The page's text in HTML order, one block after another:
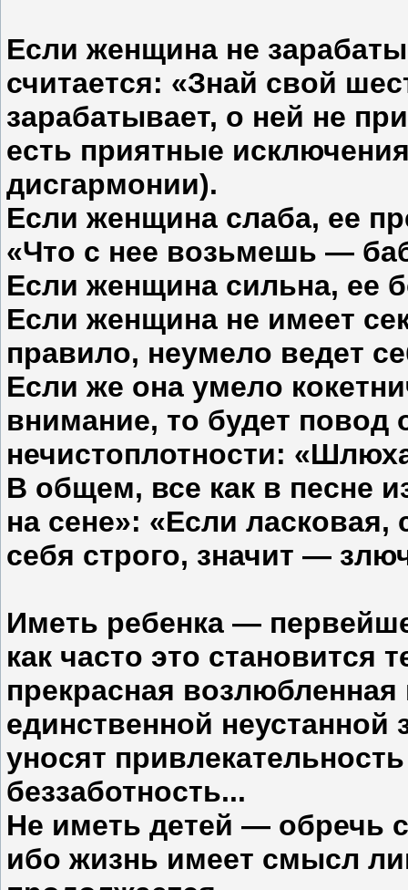
Если женщина не
считается: «Знай свой
зарабатывает, о ней не
есть приятные
дисгармонии).
Если женщина слаба, ее
«Что с нее возьмешь —
Если женщина сильна, ее
Если женщина не имеет
правило, неумело ведет
Если же она умело
внимание, то будет повод
нечистоплотности:
В общем, все как в песне
на сене»: «Если
себя строго, значит —
Иметь ребенка —
как часто это становится
прекрасная
единственной неустанной
уносят
беззаботность...
Не иметь детей — обречь
ибо жизнь имеет смысл